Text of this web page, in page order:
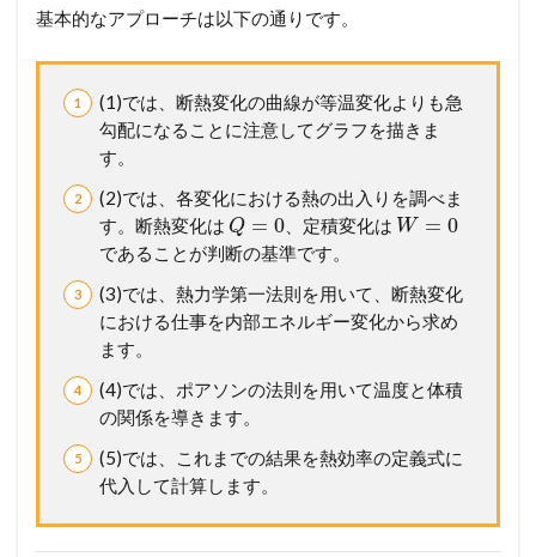
賀
大
改
2.1
【
別
解
説
考
え
方
ら
計
プ
ロ
ス
ま
基本的なアプローチは以下の通りです。
(1)では、断熱変化の曲線が等温変化よりも急
勾配になることに注意してグラフを描きま
す。
(2)では、各変化における熱の出入りを調べま
す。断熱変化は Q = 0、定積変化は W = 0
であることが判断の基準です。
(3)では、熱力学第一法則を用いて、断熱変化
における仕事を内部エネルギー変化から求め
ます。
(4)では、ポアソンの法則を用いて温度と体積
の関係を導きます。
(5)では、これまでの結果を熱効率の定義式に
代入して計算します。